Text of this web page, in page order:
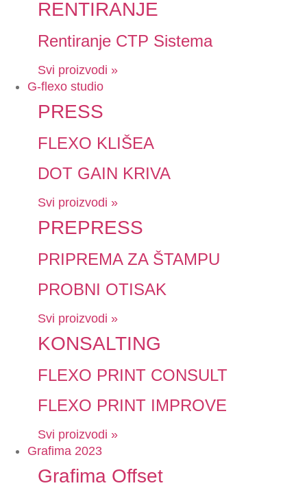
RENTIRANJE
Rentiranje CTP Sistema
Svi proizvodi »
G-flexo studio
PRESS
FLEXO KLIŠEA
DOT GAIN KRIVA
Svi proizvodi »
PREPRESS
PRIPREMA ZA ŠTAMPU
PROBNI OTISAK
Svi proizvodi »
KONSALTING
FLEXO PRINT CONSULT
FLEXO PRINT IMPROVE
Svi proizvodi »
Grafima 2023
Grafima Offset